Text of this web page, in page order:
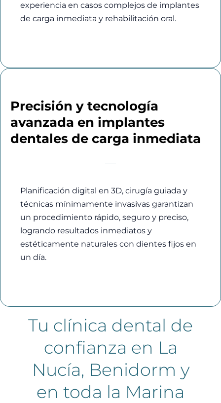
experiencia en casos complejos de implantes
de carga inmediata y rehabilitación oral.
Precisión y tecnología
avanzada en implantes
dentales de carga inmediata
Planificación digital en 3D, cirugía guiada y
técnicas mínimamente invasivas garantizan
un procedimiento rápido, seguro y preciso,
logrando resultados inmediatos y
estéticamente naturales con dientes fijos en
un día.
Tu clínica dental de
confianza en La
Nucía, Benidorm y
en toda la Marina